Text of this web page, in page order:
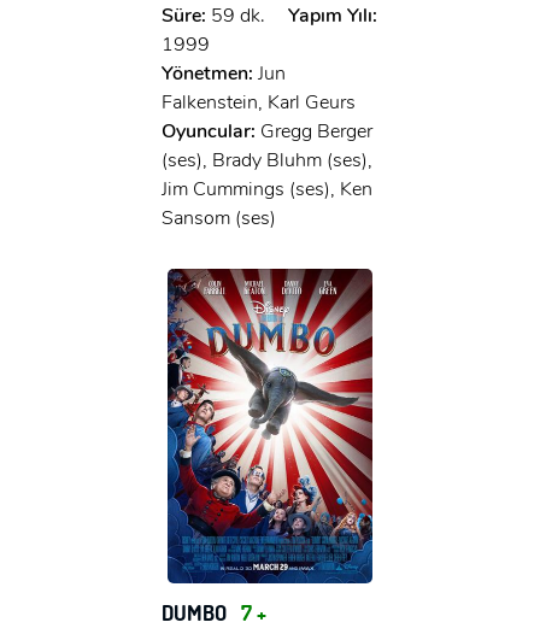
Süre: 59 dk.
Yapım Yılı:
1999
Yönetmen: Jun
Falkenstein, Karl Geurs
Oyuncular: Gregg Berger
(ses), Brady Bluhm (ses),
Jim Cummings (ses), Ken
Sansom (ses)
DUMBO 7 +